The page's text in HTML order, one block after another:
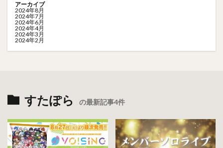
アーカイブ
2024年8月
2024年7月
2024年6月
2024年4月
2024年3月
2024年2月
すたぽら の最新記事4件